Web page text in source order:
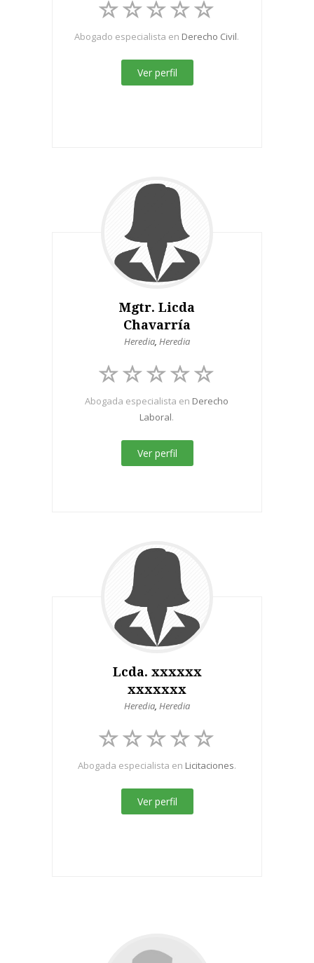
Abogado especialista en Derecho Civil.
Ver perfil
Mgtr. Licda
Chavarría
Heredia, Heredia
Abogada especialista en Derecho
Laboral.
Ver perfil
Lcda. xxxxxx
xxxxxxx
Heredia, Heredia
Abogada especialista en Licitaciones.
Ver perfil